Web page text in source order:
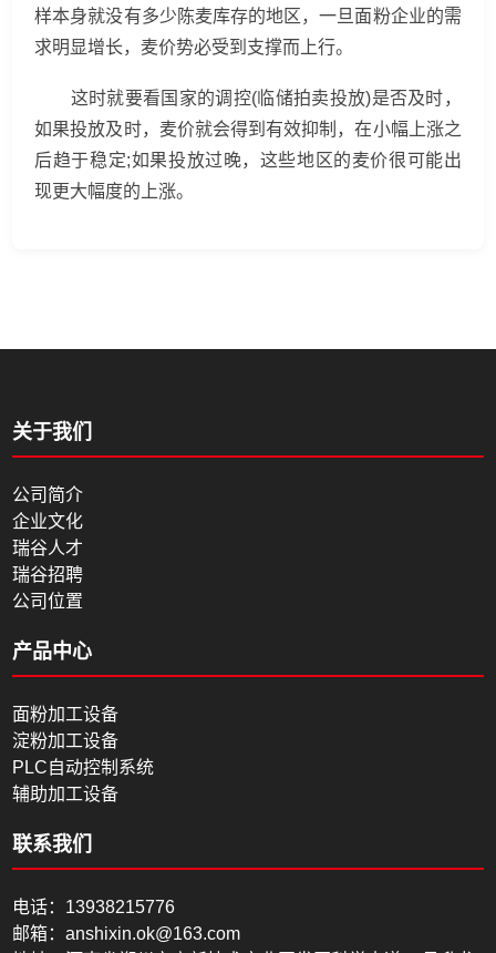
样本身就没有多少陈麦库存的地区，一旦面粉企业的需
求明显增长，麦价势必受到支撑而上行。
这时就要看国家的调控(临储拍卖投放)是否及时，
如果投放及时，麦价就会得到有效抑制，在小幅上涨之
后趋于稳定;如果投放过晚，这些地区的麦价很可能出
现更大幅度的上涨。
关于我们
公司简介
企业文化
瑞谷人才
瑞谷招聘
公司位置
产品中心
面粉加工设备
淀粉加工设备
PLC自动控制系统
辅助加工设备
联系我们
电话：13938215776
邮箱：anshixin.ok@163.com